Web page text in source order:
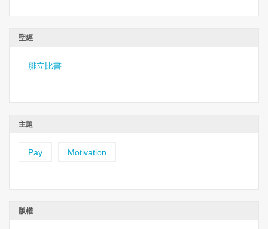
聖經
腓立比書
主題
Pay Motivation
版權